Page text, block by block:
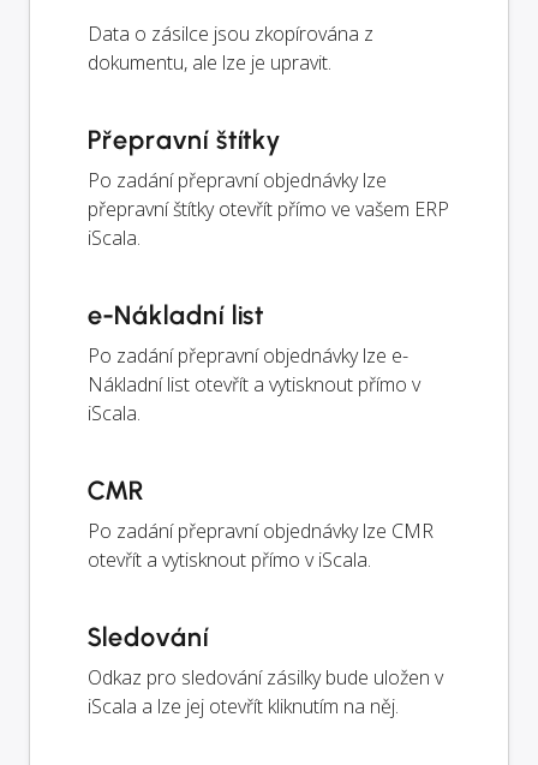
Data o zásilce jsou zkopírována z
dokumentu, ale lze je upravit.
Přepravní štítky
Po zadání přepravní objednávky lze
přepravní štítky otevřít přímo ve vašem ERP
iScala.
e-Nákladní list
Po zadání přepravní objednávky lze e-
Nákladní list otevřít a vytisknout přímo v
iScala.
CMR
Po zadání přepravní objednávky lze CMR
otevřít a vytisknout přímo v iScala.
Sledování
Odkaz pro sledování zásilky bude uložen v
iScala a lze jej otevřít kliknutím na něj.